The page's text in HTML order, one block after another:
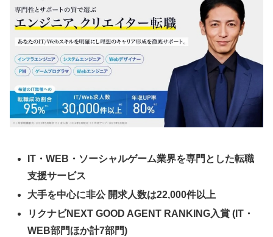
IT・WEB・ソーシャルゲーム業界を専門とした転職
支援サービス
大手を中心に非公 開求人数は22,000件以上
リクナビNEXT GOOD AGENT RANKING入賞 (IT・
WEB部門ほか計7部門)